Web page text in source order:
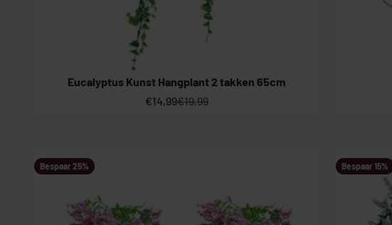
Eucalyptus Kunst Hangplant 2 takken 65cm
Aanbiedingsprijs
€14,99Normale prijs
€19,99
Bespaar 25% Bespaar 15%